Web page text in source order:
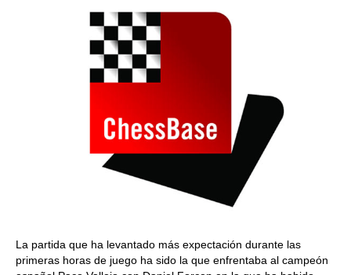
La partida que ha levantado más expectación durante las
primeras horas de juego ha sido la que enfrentaba al campeón